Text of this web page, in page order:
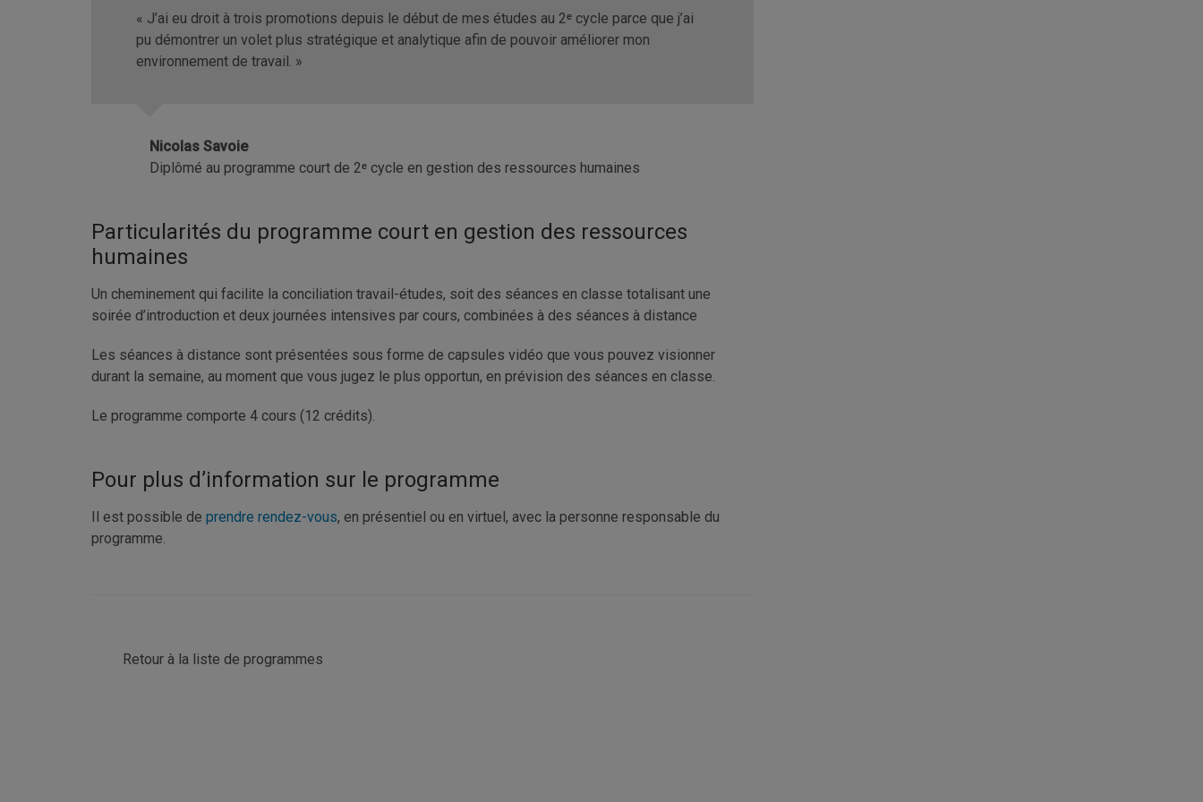
« J’ai eu droit à trois promotions depuis le début de mes études au 2ᵉ cycle parce que j’ai
pu démontrer un volet plus stratégique et analytique afin de pouvoir améliorer mon
environnement de travail. »
Nicolas Savoie
Diplômé au programme court de 2ᵉ cycle en gestion des ressources humaines
Particularités du programme court en gestion des ressources
humaines
Un cheminement qui facilite la conciliation travail-études, soit des séances en classe totalisant une
soirée d’introduction et deux journées intensives par cours, combinées à des séances à distance
Les séances à distance sont présentées sous forme de capsules vidéo que vous pouvez visionner
durant la semaine, au moment que vous jugez le plus opportun, en prévision des séances en classe.
Le programme comporte 4 cours (12 crédits).
Pour plus d’information sur le programme
Il est possible de prendre rendez-vous, en présentiel ou en virtuel, avec la personne responsable du
programme.
Retour à la liste de programmes